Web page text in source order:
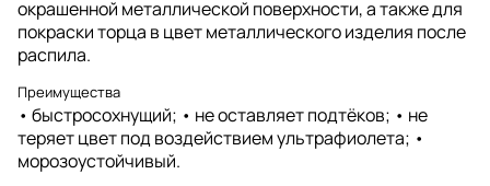
окрашенной металлической поверхности, а также для
покраски торца в цвет металлического изделия после
распила.
Преимущества
• быстросохнущий; • не оставляет подтёков; • не
теряет цвет под воздействием ультрафиолета; •
морозоустойчивый.